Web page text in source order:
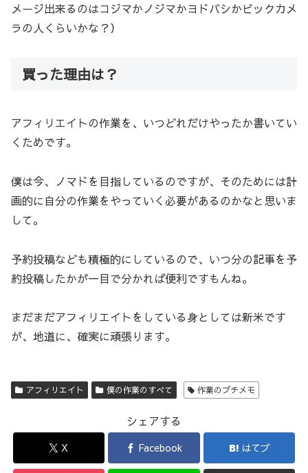
メージ出来るのはコジマかノジマかヨドバシかビックカメ
ラの人くらいかな？）
買った理由は？
アフィリエイトの作業を、いつどれだけやったか書いてい
くためです。
僕は今、ノマドを目指しているのですが、そのためには計
画的に自分の作業をやっていく必要があるのかなと思いま
して。
予約投稿なども積極的にしているので、いつ分の記事を予
約投稿したかが一目で分かれば便利ですもんね。
まだまだアフィリエイトをしている身としては新米です
が、地道に、確実に頑張ります。
アフィリエイト 僕の作業のすべて 作業のプチメモ
シェアする
X Facebook はてブ